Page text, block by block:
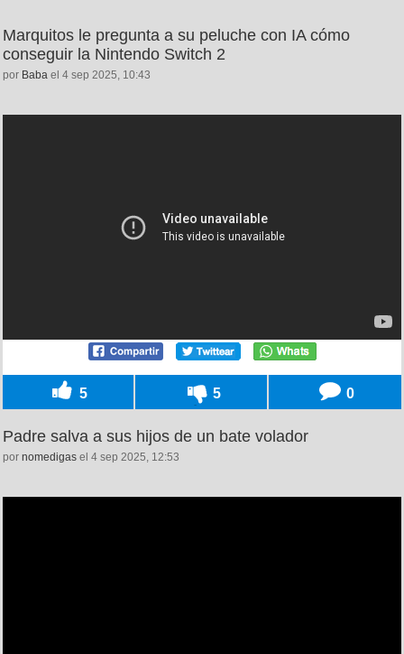
Marquitos le pregunta a su peluche con IA cómo
conseguir la Nintendo Switch 2
por Baba el 4 sep 2025, 10:43
5 5 0
Padre salva a sus hijos de un bate volador
por nomedigas el 4 sep 2025, 12:53